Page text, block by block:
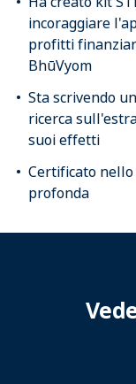
incoraggiare
profitti
BhūVyom
Sta scrivendo
ricerca
suoi effetti
Certificato
profonda